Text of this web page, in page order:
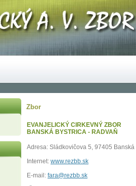
Zbor
EVANJELICKÝ CIRKEVNÝ ZBOR
BANSKÁ BYSTRICA - RADVAŇ
Adresa: Sládkovičova 5, 97405 Banská
Internet: www.rezbb.sk
E-mail: fara@rezbb.sk